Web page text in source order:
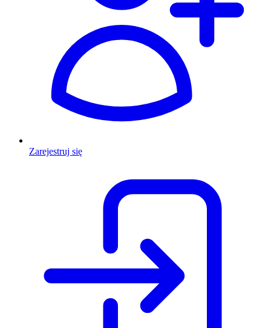
Zarejestruj się